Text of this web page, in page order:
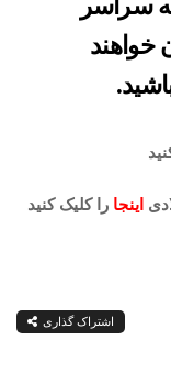
سراسر
خواهند
اینجا را کلیک کنید
اشتراک گذاری